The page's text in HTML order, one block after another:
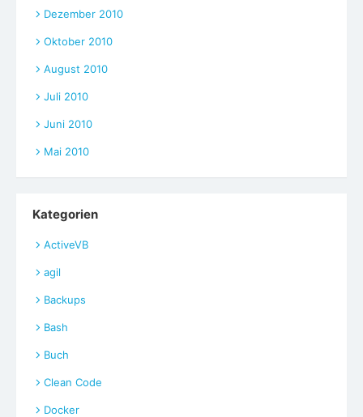
Dezember 2010
Oktober 2010
August 2010
Juli 2010
Juni 2010
Mai 2010
Kategorien
ActiveVB
agil
Backups
Bash
Buch
Clean Code
Docker